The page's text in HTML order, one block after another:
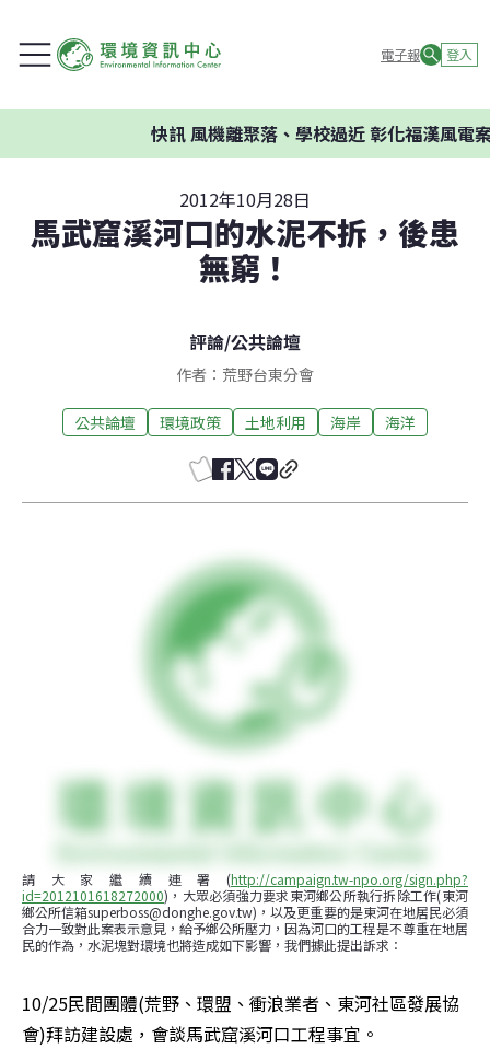
電子報 登入
快訊風機離聚落、學校過近 彰化福漢風電案
2012年10月28日
馬武窟溪河口的水泥不拆，後患
無窮！
評論/公共論壇
作者：荒野台東分會
公共論壇 環境政策 土地利用 海岸 海洋
請大家繼續連署(http://campaign.tw-npo.org/sign.php?
id=2012101618272000)，大眾必須強力要求東河鄉公所執行拆除工作(東河
鄉公所信箱superboss@donghe.gov.tw)，以及更重要的是東河在地居民必須
合力一致對此案表示意見，給予鄉公所壓力，因為河口的工程是不尊重在地居
民的作為，水泥塊對環境也將造成如下影響，我們據此提出訴求：
10/25民間團體(荒野、環盟、衝浪業者、東河社區發展協
會)拜訪建設處，會談馬武窟溪河口工程事宜。